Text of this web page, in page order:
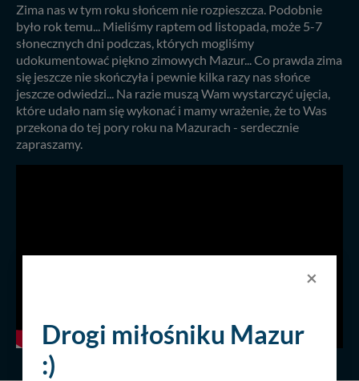
Zima nas w tym roku słońcem nie rozpieszcza. Podobnie
było rok temu... Mieliśmy raptem od listopada, może 5-7
słonecznych dni podczas, których mogliśmy
udokumentować piękno zimowych Mazur... Co prawda zima
się jeszcze nie skończyła i pewnie kilka razy nas słońce
jeszcze odwiedzi... Na razie muszą Wam wystarczyć ujęcia,
które udało nam się wykonać i mamy wrażenie, że to Was
przekona do tej pory roku na Mazurach - serdecznie
zapraszamy.
×
Drogi miłośniku Mazur
:)